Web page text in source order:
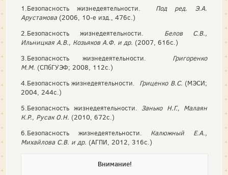
1.Безопасность жизнедеятельности. Под ред. Э.А.
Арустамова(2006, 10-е изд., 476с.)
2.Безопасность жизнедеятельности. Белов С.В.,
Ильницкая А.В., Козьяков А.Ф. и др. (2007, 616с.)
3.Безопасность жизнедеятельности. Григоренко
М.М. (СПбГУЭФ; 2008, 112с.)
4.Безопасность жизнедеятельности. Гриценко В.С. (МЭСИ;
2004, 244с.)
5.Безопасность жизнедеятельности. Занько Н.Г., Малаян
К.Р., Русак О.Н. (2010, 672с.)
6.Безопасность жизнедеятельности. Калюжный Е.А.,
Михайлова С.В. и др. (АГПИ, 2012, 316с.)
Внимание!